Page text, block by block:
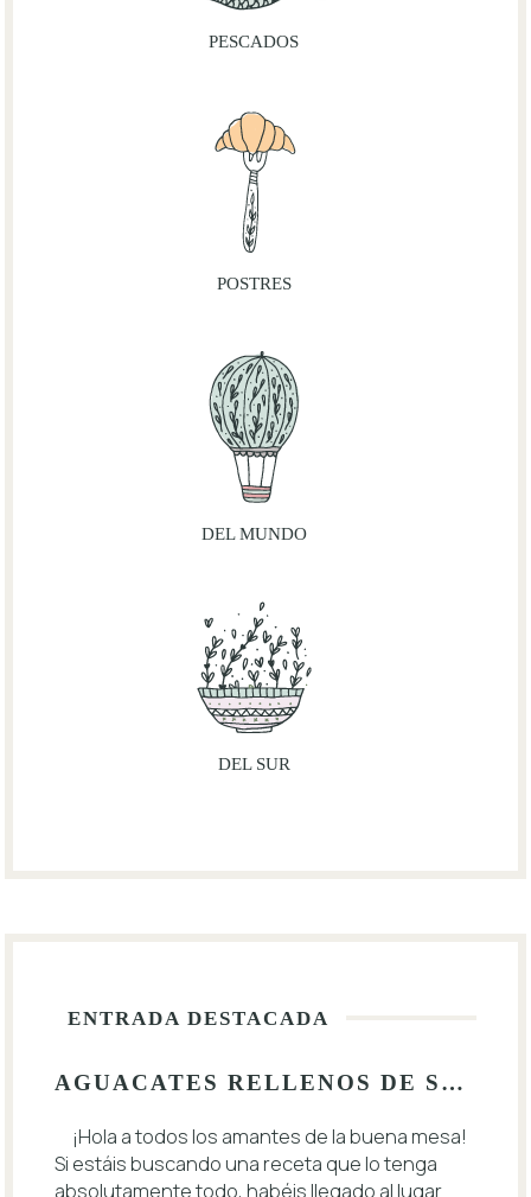
PESCADOS
POSTRES
DEL MUNDO
DEL SUR
ENTRADA DESTACADA
AGUACATES RELLENOS DE SALMÓN Y HUEVO: EL EQUILIBRIO PERFECTO ENTRE SABOR Y SALUD
¡Hola a todos los amantes de la buena mesa!
Si estáis buscando una receta que lo tenga
absolutamente todo, habéis llegado al lugar